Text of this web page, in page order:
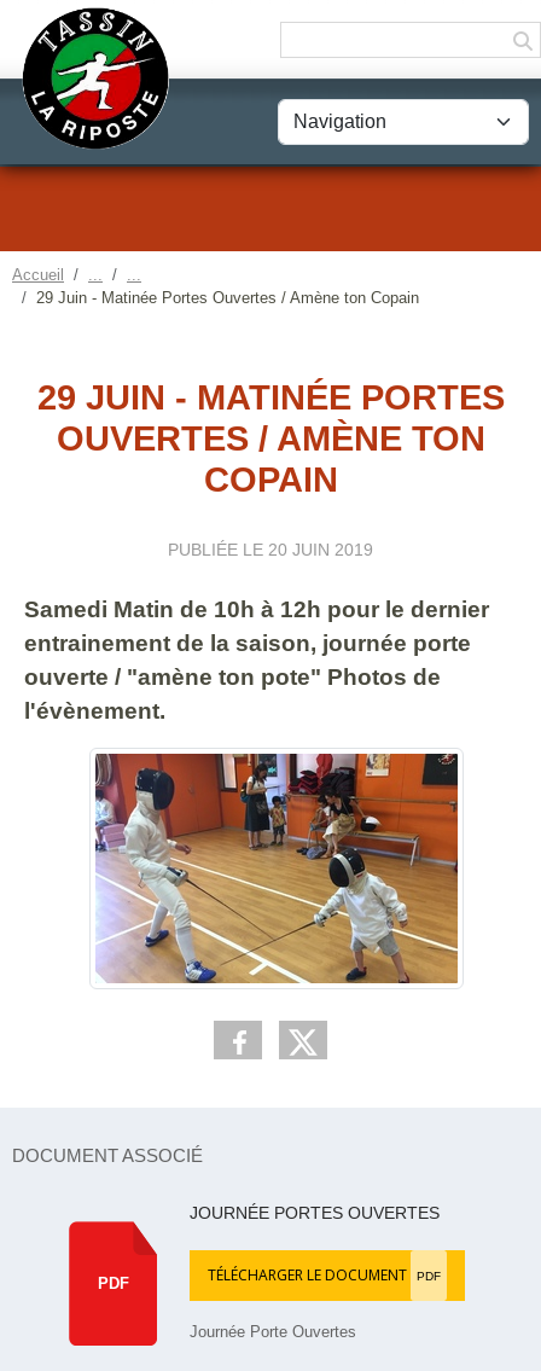
Accueil
29 Juin - Matinée Portes Ouvertes / Amène ton Copain
29 JUIN - MATINÉE PORTES
OUVERTES / AMÈNE TON
COPAIN
PUBLIÉE LE 20 JUIN 2019
Samedi Matin de 10h à 12h pour le dernier
entrainement de la saison, journée porte
ouverte / "amène ton pote" Photos de
l'évènement.
DOCUMENT ASSOCIÉ
PDF
JOURNÉE PORTES OUVERTES
TÉLÉCHARGER LE DOCUMENT PDF
Journée Porte Ouvertes
Panneau de gestion des cookies